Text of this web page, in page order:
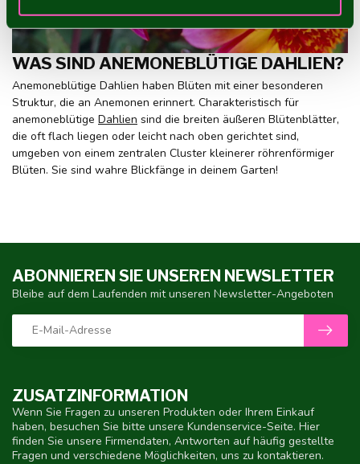
WAS SIND ANEMONEBLÜTIGE DAHLIEN?
Anemoneblütige Dahlien haben Blüten mit einer besonderen
Struktur, die an Anemonen erinnert. Charakteristisch für
anemoneblütige Dahlien sind die breiten äußeren Blütenblätter,
die oft flach liegen oder leicht nach oben gerichtet sind,
umgeben von einem zentralen Cluster kleinerer röhrenförmiger
Blüten. Sie sind wahre Blickfänge in deinem Garten!
ZUSATZINFORMATION
Wenn Sie Fragen zu unseren Produkten oder Ihrem Einkauf
haben, besuchen Sie bitte unsere Kundenservice-Seite. Hier
finden Sie unsere Firmendaten, Antworten auf häufig gestellte
Fragen und verschiedene Möglichkeiten, uns zu kontaktieren.
ABONNIEREN SIE UNSEREN NEWSLETTER
Bleibe auf dem Laufenden mit unseren Newsletter-Angeboten